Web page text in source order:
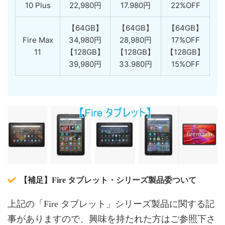
10 Plus
22,980円
17.980円
22%OFF
Fire Max
11
【64GB】
34,980円
【128GB】
39,980円
【64GB】
28,980円
【128GB】
33.980円
【64GB】
17%OFF
【128GB】
15%OFF
【補足】Fire タブレット・シリーズ製品委ついて
上記の「Fire タブレット」シリーズ製品に関する記
事がありますので、興味を持たれた方はご参照下さ